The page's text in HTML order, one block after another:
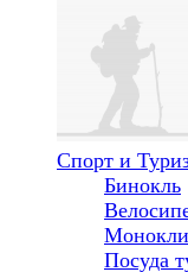
Спорт и
Бинокль
Монокли
Посуда